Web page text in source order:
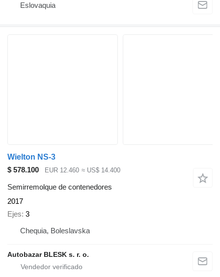
Eslovaquia
Wielton NS-3
$ 578.100
EUR 12.460 ≈ US$ 14.400
Semirremolque de contenedores
2017
Ejes 3
Chequia, Boleslavska
Autobazar BLESK s. r. o.